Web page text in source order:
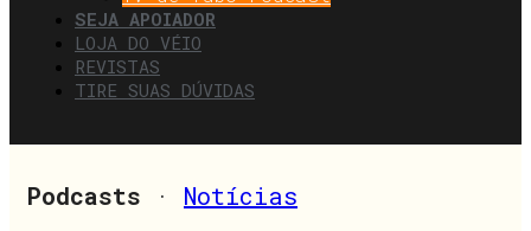
SEJA APOIADOR
LOJA DO VÉIO
REVISTAS
TIRE SUAS DÚVIDAS
Podcasts · Notícias